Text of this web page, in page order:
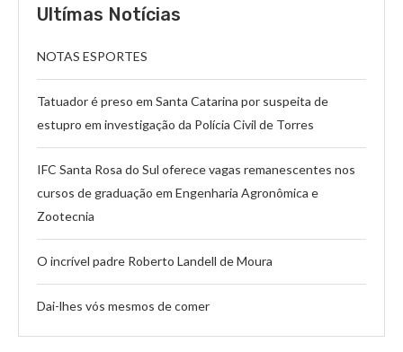
Ultímas Notícias
NOTAS ESPORTES
Tatuador é preso em Santa Catarina por suspeita de
estupro em investigação da Polícia Civil de Torres
IFC Santa Rosa do Sul oferece vagas remanescentes nos
cursos de graduação em Engenharia Agronômica e
Zootecnia
O incrível padre Roberto Landell de Moura
Dai-lhes vós mesmos de comer